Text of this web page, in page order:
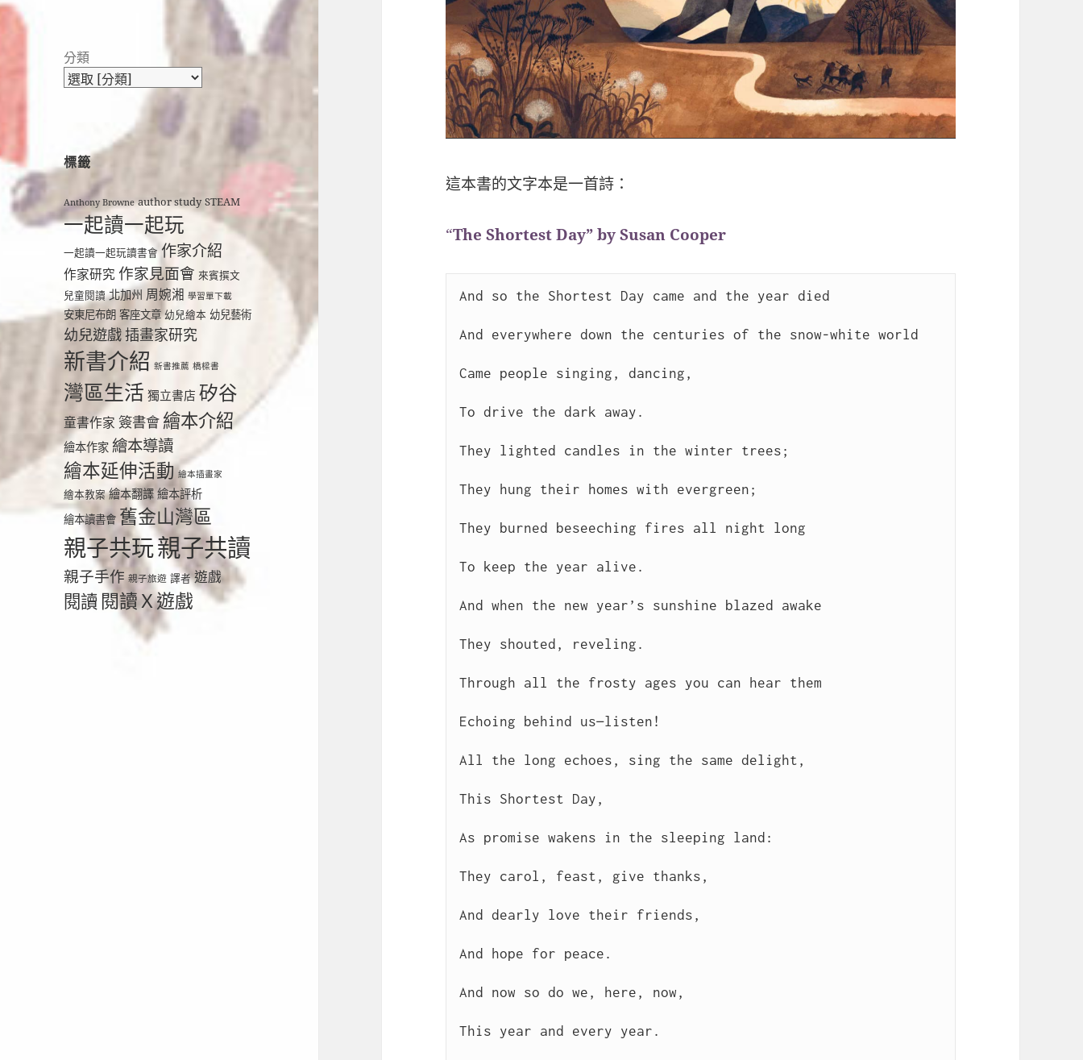
分類
標籤
Anthony Browne author study STEAM
一起讀一起玩
一起讀一起玩讀書會 作家介紹
作家研究 作家見面會 來賓撰文
兒童閱讀 北加州 周婉湘 學習單下載
安東尼布朗 客座文章 幼兒繪本 幼兒藝術
幼兒遊戲插畫家研究
新書介紹 新書推薦 橋樑書
灣區生活 獨立書店 矽谷
童書作家 簽書會 繪本介紹
繪本作家 繪本導讀
繪本延伸活動 繪本插畫家
繪本教案 繪本翻譯 繪本評析
繪本讀書會 舊金山灣區
親子共玩親子共讀
親子手作 親子旅遊 譯者 遊戲
閱讀 閱讀Ｘ遊戲
這本書的文字本是一首詩：
“The Shortest Day” by Susan Cooper
And so the Shortest Day came and the year died
And everywhere down the centuries of the snow-white world
Came people singing, dancing,
To drive the dark away.
They lighted candles in the winter trees;
They hung their homes with evergreen;
They burned beseeching fires all night long
To keep the year alive.
And when the new year’s sunshine blazed awake
They shouted, reveling.
Through all the frosty ages you can hear them
Echoing behind us—listen!
All the long echoes, sing the same delight,
This Shortest Day,
As promise wakens in the sleeping land:
They carol, feast, give thanks,
And dearly love their friends,
And hope for peace.
And now so do we, here, now,
This year and every year.